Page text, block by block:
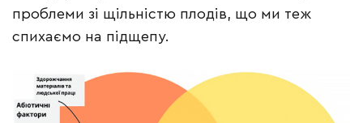
проблеми зі щільністю плодів, що ми теж
спихаємо на підщепу.